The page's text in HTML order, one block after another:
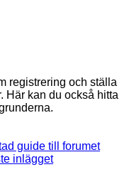
registrering och ställa
Här kan du också hitta
guide till forumet
inlägget